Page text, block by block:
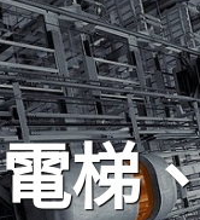
電梯